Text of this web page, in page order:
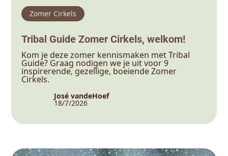
Zomer Cirkels
Tribal Guide Zomer Cirkels, welkom!
Kom je deze zomer kennismaken met Tribal
Guide? Graag nodigen we je uit voor 9
inspirerende, gezellige, boeiende Zomer
Cirkels.
José vandeHoef
18/7/2026